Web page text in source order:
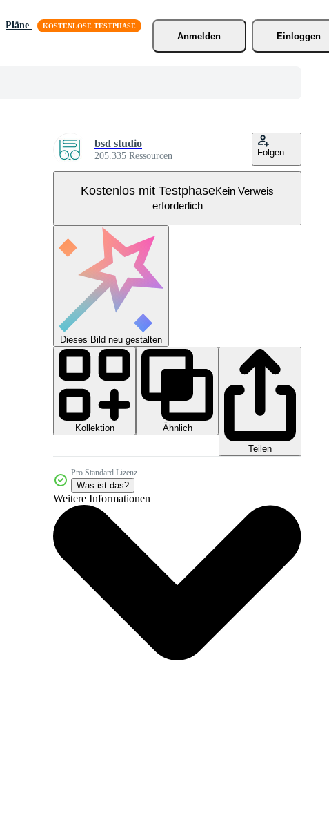
Pläne
Anmelden
Einloggen
bsd studio
205.335 Ressourcen Folgen
Kostenlos mit TestphaseKein Verweis
erforderlich
Dieses Bild neu gestalten
Kollektion
Ähnlich
Teilen
Pro Standard Lizenz
Was ist das?
Weitere Informationen